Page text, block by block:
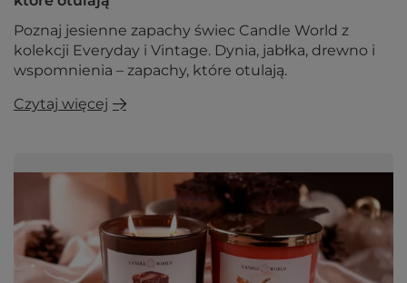
Poznaj jesienne zapachy świec Candle World z
kolekcji Everyday i Vintage. Dynia, jabłka, drewno i
wspomnienia – zapachy, które otulają.
Czytaj więcej